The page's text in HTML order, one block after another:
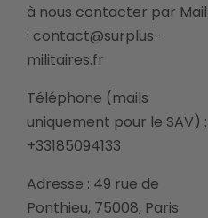
à nous contacter par Mail
: contact@surplus-
militaires.fr
Téléphone (mails
uniquement pour le SAV) :
+33185094133
Adresse : 49 rue de
Ponthieu, 75008, Paris